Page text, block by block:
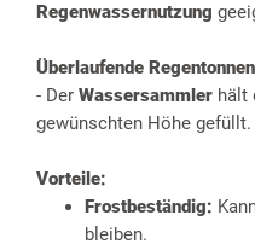
Regenwassernutzung
Überlaufende
- Der Wassersammler hält
gewünschten Höhe gefüllt.
Vorteile:
Frostbeständig:
bleiben.